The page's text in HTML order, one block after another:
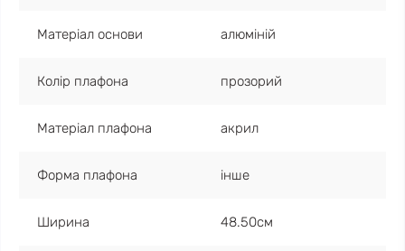
Матеріал основи алюміній
Колір плафона прозорий
Матеріал плафона акрил
Форма плафона інше
Ширина 48.50см